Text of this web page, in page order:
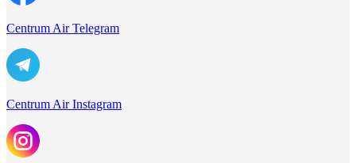
Centrum Air Telegram
Centrum Air Instagram